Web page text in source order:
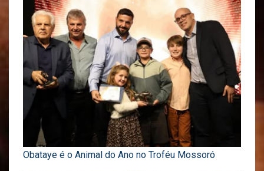
Obataye é o Animal do Ano no Troféu Mossoró